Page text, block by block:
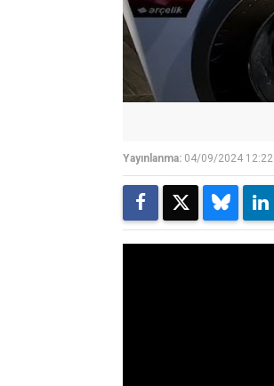
Yayınlanma: 04/09/2024 12:22